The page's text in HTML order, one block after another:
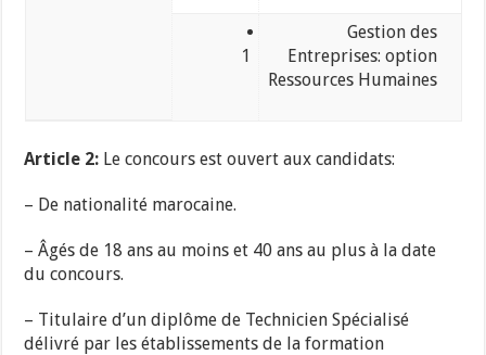
1
Gestion des
Entreprises: option
Ressources Humaines
Article 2: Le concours est ouvert aux candidats:
– De nationalité marocaine.
– Âgés de 18 ans au moins et 40 ans au plus à la date
du concours.
– Titulaire d’un diplôme de Technicien Spécialisé
délivré par les établissements de la formation